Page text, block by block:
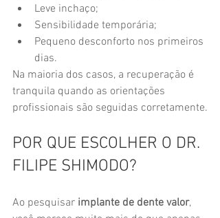
Leve inchaço;
Sensibilidade temporária;
Pequeno desconforto nos primeiros
dias.
Na maioria dos casos, a recuperação é
tranquila quando as orientações
profissionais são seguidas corretamente.
POR QUE ESCOLHER O DR.
FILIPE SHIMODO?
Ao pesquisar implante de dente valor,